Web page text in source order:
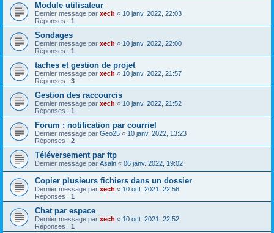
Module utilisateur
Dernier message par xech « 10 janv. 2022, 22:03
Réponses : 1
Sondages
Dernier message par xech « 10 janv. 2022, 22:00
Réponses : 1
taches et gestion de projet
Dernier message par xech « 10 janv. 2022, 21:57
Réponses : 3
Gestion des raccourcis
Dernier message par xech « 10 janv. 2022, 21:52
Réponses : 1
Forum : notification par courriel
Dernier message par Geo25 « 10 janv. 2022, 13:23
Réponses : 2
Téléversement par ftp
Dernier message par Asaln « 06 janv. 2022, 19:02
Copier plusieurs fichiers dans un dossier
Dernier message par xech « 10 oct. 2021, 22:56
Réponses : 1
Chat par espace
Dernier message par xech « 10 oct. 2021, 22:52
Réponses : 1